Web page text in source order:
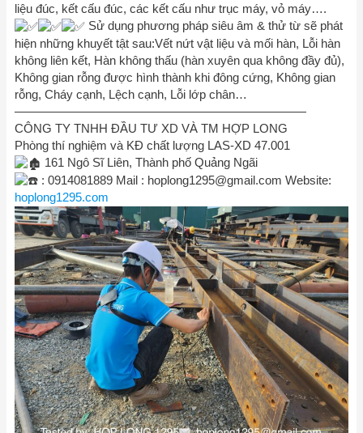
liệu đúc, kết cấu đúc, các kết cấu như trục máy, vỏ máy….
Sử dụng phương pháp siêu âm & thử từ sẽ phát
hiện những khuyết tật sau:Vết nứt vật liệu và mối hàn, Lỗi hàn
không liên kết, Hàn không thấu (hàn xuyên qua không đầy đủ),
Không gian rỗng được hình thành khi đông cứng, Không gian
rỗng, Cháy cạnh, Lệch cạnh, Lỗi lớp chân…
————————————————————————
CÔNG TY TNHH ĐẦU TƯ XD VÀ TM HỢP LONG
Phòng thí nghiệm và KĐ chất lượng LAS-XD 47.001
161 Ngô Sĩ Liên, Thành phố Quảng Ngãi
: 0914081889 Mail : hoplong1295@gmail.com Website:
hoplong1295.com